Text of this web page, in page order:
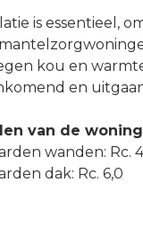
is essentieel,
kou en
en
van de
wanden: Rc.
dak: Rc. 6,0